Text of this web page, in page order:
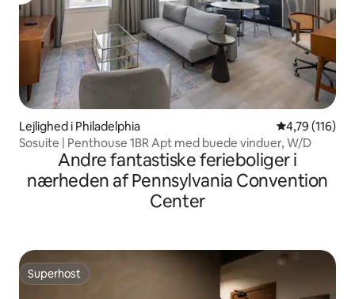
Lejlighed i Philadelphia 4,79 ud af 5 i
4,79 (116)
Sosuite | Penthouse 1BR Apt med buede vinduer, W/D
Andre fantastiske ferieboliger i
nærheden af Pennsylvania Convention
Center
Superhost
Superhost